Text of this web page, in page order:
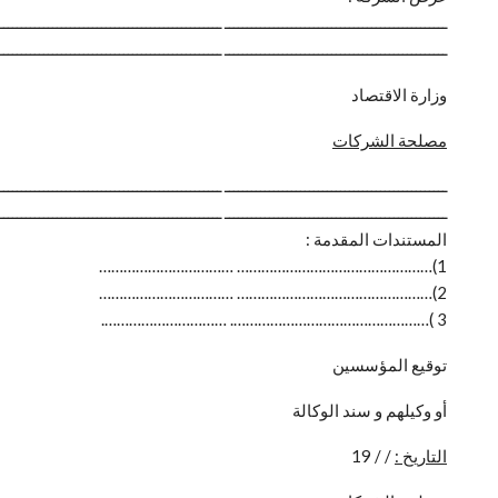
ــــــــــــــــــــــــــــــــــــــــــــــــــ
ــــــــــــــــــــــــــــــــــــــــــــــــــ
وزارة الاقتصاد
مصلحة الشركات
ــــــــــــــــــــــــــــــــــــــــــــــــــ
ــــــــــــــــــــــــــــــــــــــــــــــــــ
المستندات المقدمة :
1)………………………………………… ……………………………
2)………………………………………… ……………………………
3 )…………………………………………. ………………………….
توقيع المؤسسين
أو وكيلهم و سند الوكالة
التاريخ : / / 19